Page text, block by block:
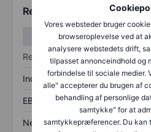
Vores websteder bruger
browseroplevelse ved at
analysere webstedets drift,
tilpasset annonceindhold og
forbindelse til sociale medier.
alle" accepterer du brugen af
behandling af personlige
samtykke" for at
samtykkepræferencer. Du kan
Regnskabstal
Resultatopgørelse
Indtægter
EBITDA
Nettoresultat